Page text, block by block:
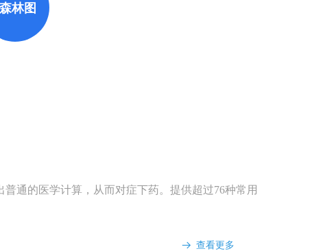
通的医学计算，从而对症下药。提供超过76种常用
뀠 查看更多
森林图